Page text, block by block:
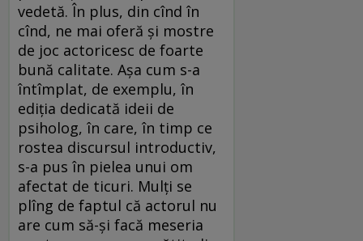
vedetă. În plus, din cînd în
cînd, ne mai oferă şi mostre
de joc actoricesc de foarte
bună calitate. Aşa cum s-a
întîmplat, de exemplu, în
ediţia dedicată ideii de
psiholog, în care, în timp ce
rostea discursul introductiv,
s-a pus în pielea unui om
afectat de ticuri. Mulţi se
plîng de faptul că actorul nu
are cum să-şi facă meseria